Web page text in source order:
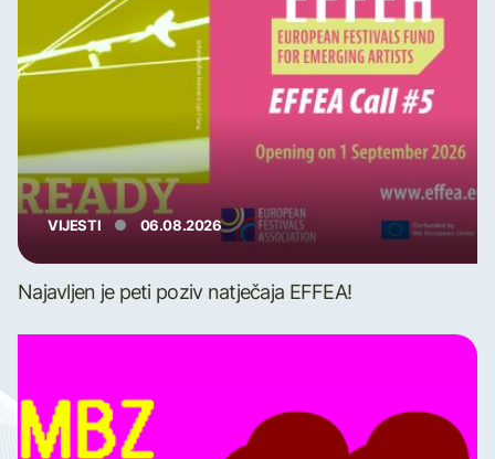
VIJESTI 06.08.2026
Najavljen je peti poziv natječaja EFFEA!